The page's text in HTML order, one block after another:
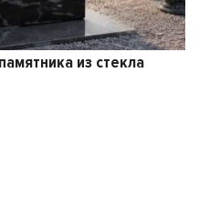
из стекла